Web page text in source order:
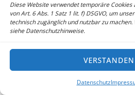
Diese Website verwendet temporäre Cookies
von Art. 6 Abs. 1 Satz 1 lit. f) DSGVO, um
technisch zugänglich und nutzbar zu
siehe Datenschutzhinweise.
VERSTANDEN
Datenschutz